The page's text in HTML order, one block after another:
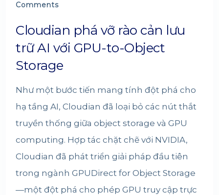
Comments
Cloudian phá vỡ rào cản lưu
trữ AI với GPU-to-Object
Storage
Như một bước tiến mang tính đột phá cho
hạ tầng AI, Cloudian đã loại bỏ các nút thắt
truyền thống giữa object storage và GPU
computing. Hợp tác chặt chẽ với NVIDIA,
Cloudian đã phát triển giải pháp đầu tiên
trong ngành GPUDirect for Object Storage
—một đột phá cho phép GPU truy cập trực